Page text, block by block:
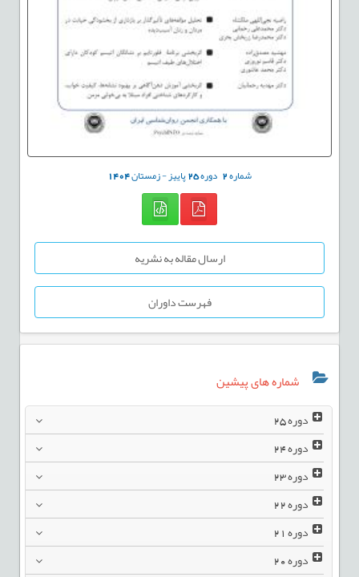
شماره2 دوره25پاییز - زمستان1404
ارسال مقاله به نشریه
فهرست داوران
شماره های پیشین
دوره25
دوره24
دوره23
دوره22
دوره21
دوره20